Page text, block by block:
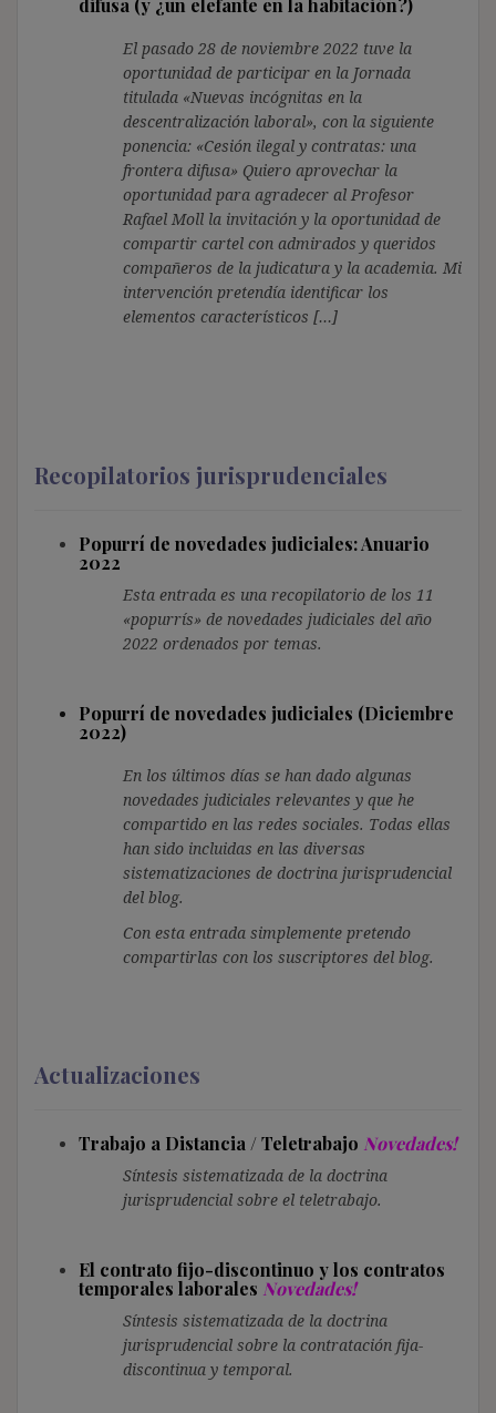
difusa (y ¿un elefante en la habitación?)
El pasado 28 de noviembre 2022 tuve la
oportunidad de participar en la Jornada
titulada «Nuevas incógnitas en la
descentralización laboral», con la siguiente
ponencia: «Cesión ilegal y contratas: una
frontera difusa» Quiero aprovechar la
oportunidad para agradecer al Profesor
Rafael Moll la invitación y la oportunidad de
compartir cartel con admirados y queridos
compañeros de la judicatura y la academia. Mi
intervención pretendía identificar los
elementos característicos […]
Recopilatorios jurisprudenciales
Popurrí de novedades judiciales: Anuario
2022
Esta entrada es una recopilatorio de los 11
«popurrís» de novedades judiciales del año
2022 ordenados por temas.
Popurrí de novedades judiciales (Diciembre
2022)
En los últimos días se han dado algunas
novedades judiciales relevantes y que he
compartido en las redes sociales. Todas ellas
han sido incluidas en las diversas
sistematizaciones de doctrina jurisprudencial
del blog.
Con esta entrada simplemente pretendo
compartirlas con los suscriptores del blog.
Actualizaciones
Trabajo a Distancia / Teletrabajo Novedades!
Síntesis sistematizada de la doctrina
jurisprudencial sobre el teletrabajo.
El contrato fijo-discontinuo y los contratos
temporales laborales Novedades!
Síntesis sistematizada de la doctrina
jurisprudencial sobre la contratación fija-
discontinua y temporal.